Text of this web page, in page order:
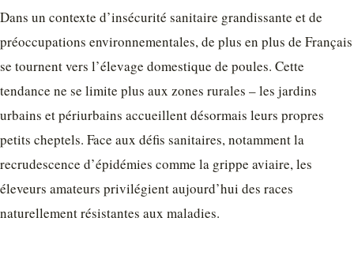
Dans un contexte d’insécurité sanitaire grandissante et de
préoccupations environnementales, de plus en plus de Français
se tournent vers l’élevage domestique de poules. Cette
tendance ne se limite plus aux zones rurales – les jardins
urbains et périurbains accueillent désormais leurs propres
petits cheptels. Face aux défis sanitaires, notamment la
recrudescence d’épidémies comme la grippe aviaire, les
éleveurs amateurs privilégient aujourd’hui des races
naturellement résistantes aux maladies.